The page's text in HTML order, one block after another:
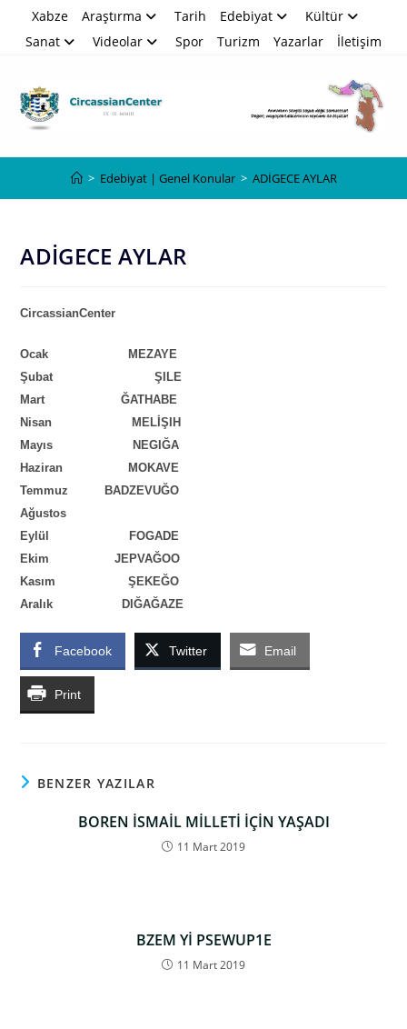
Xabze Araştırma Tarih Edebiyat
Kültür
Sanat
Videolar Spor Turizm Yazarlar İletişim
> Edebiyat | Genel Konular > ADİGECE AYLAR
ADİGECE AYLAR
CircassianCenter
Ocak MEZAYE
Şubat ŞILE
Mart ĞATHABE
Nisan MELİŞIH
Mayıs NEGIĞA
Haziran
MOKAVE
Temmuz
BADZEVUĞO
Ağustos
Eylül FOGADE
Ekim
JEPVAĞOO
Kasım ŞEKEĞO
Aralık
DIĞAĞAZE
Facebook Twitter Email
Print
BENZER YAZILAR
BOREN İSMAİL MİLLETİ İÇİN YAŞADI
11 Mart 2019
BZEM Yİ PSEWUP1E
11 Mart 2019